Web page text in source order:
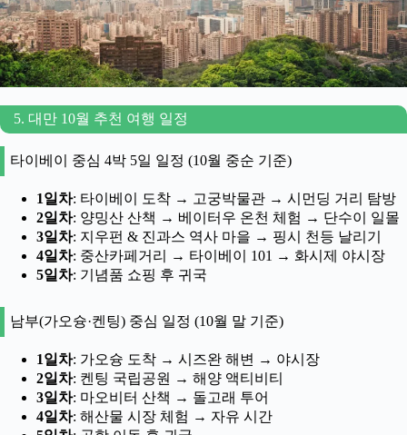
5. 대만 10월 추천 여행 일정
타이베이 중심 4박 5일 일정 (10월 중순 기준)
1일차: 타이베이 도착 → 고궁박물관 → 시먼딩 거리 탐방
2일차: 양밍산 산책 → 베이터우 온천 체험 → 단수이 일몰
3일차: 지우펀 & 진과스 역사 마을 → 핑시 천등 날리기
4일차: 중산카페거리 → 타이베이 101 → 화시제 야시장
5일차: 기념품 쇼핑 후 귀국
남부(가오슝·켄팅) 중심 일정 (10월 말 기준)
1일차: 가오슝 도착 → 시즈완 해변 → 야시장
2일차: 켄팅 국립공원 → 해양 액티비티
3일차: 마오비터 산책 → 돌고래 투어
4일차: 해산물 시장 체험 → 자유 시간